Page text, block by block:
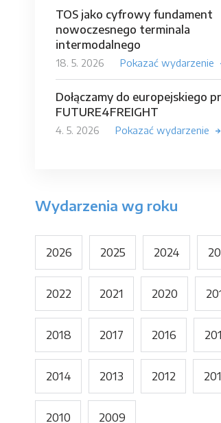
TOS jako cyfrowy fundament
nowoczesnego terminala
intermodalnego
18. 5. 2026 Pokazać wydarzenie
Dołączamy do europejskiego
FUTURE4FREIGHT
4. 5. 2026 Pokazać wydarzenie
Wydarzenia wg roku
2026 2025 2024
2022 2021 2020
2018 2017 2016
2014 2013 2012
2010 2009